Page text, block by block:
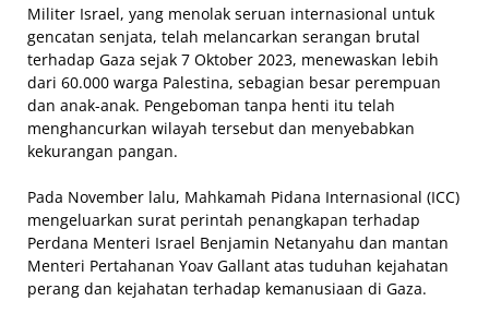
Militer Israel, yang menolak seruan internasional untuk
gencatan senjata, telah melancarkan serangan brutal
terhadap Gaza sejak 7 Oktober 2023, menewaskan lebih
dari 60.000 warga Palestina, sebagian besar perempuan
dan anak-anak. Pengeboman tanpa henti itu telah
menghancurkan wilayah tersebut dan menyebabkan
kekurangan pangan.
Pada November lalu, Mahkamah Pidana Internasional (ICC)
mengeluarkan surat perintah penangkapan terhadap
Perdana Menteri Israel Benjamin Netanyahu dan mantan
Menteri Pertahanan Yoav Gallant atas tuduhan kejahatan
perang dan kejahatan terhadap kemanusiaan di Gaza.